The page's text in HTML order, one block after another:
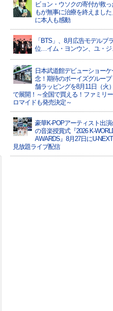
ビョン・ウソクの寄付が救
もが無事に治療を終えまし
に本人も感動
「BTS」、8月広告モデルブ
位…イム・ヨンウン、ユ・ジ
日本武道館デビューショー
念！期待のボーイズグルー
舗ラッピングを8月11日（火
で展開！～全国で買える！ファミリ
ロマイドも発売決定～
豪華K-POPアーティスト出
の音楽授賞式『2026 K-
AWARDS』8月27日にU-
見放題ライブ配信